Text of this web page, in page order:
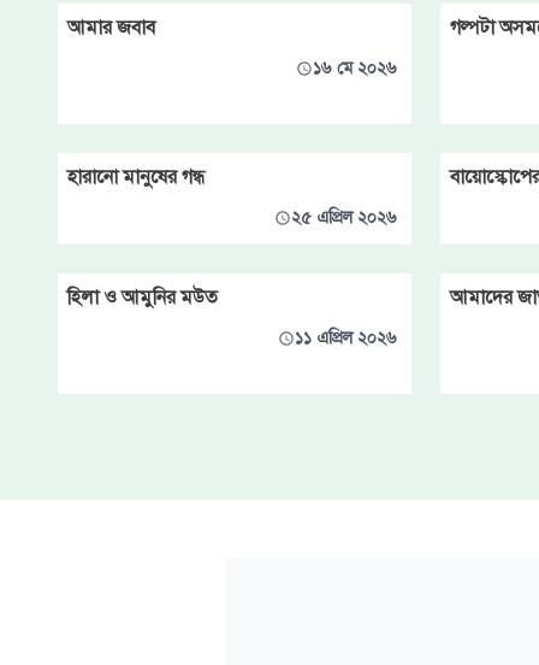
আমার জবাব
১৬ মে ২০২৬
গল্পটা
হারানো মানুষের গন্ধ
২৫ এপ্রিল ২০২৬
হিলা ও আমুনির মউত
১১ এপ্রিল ২০২৬
আমাদের